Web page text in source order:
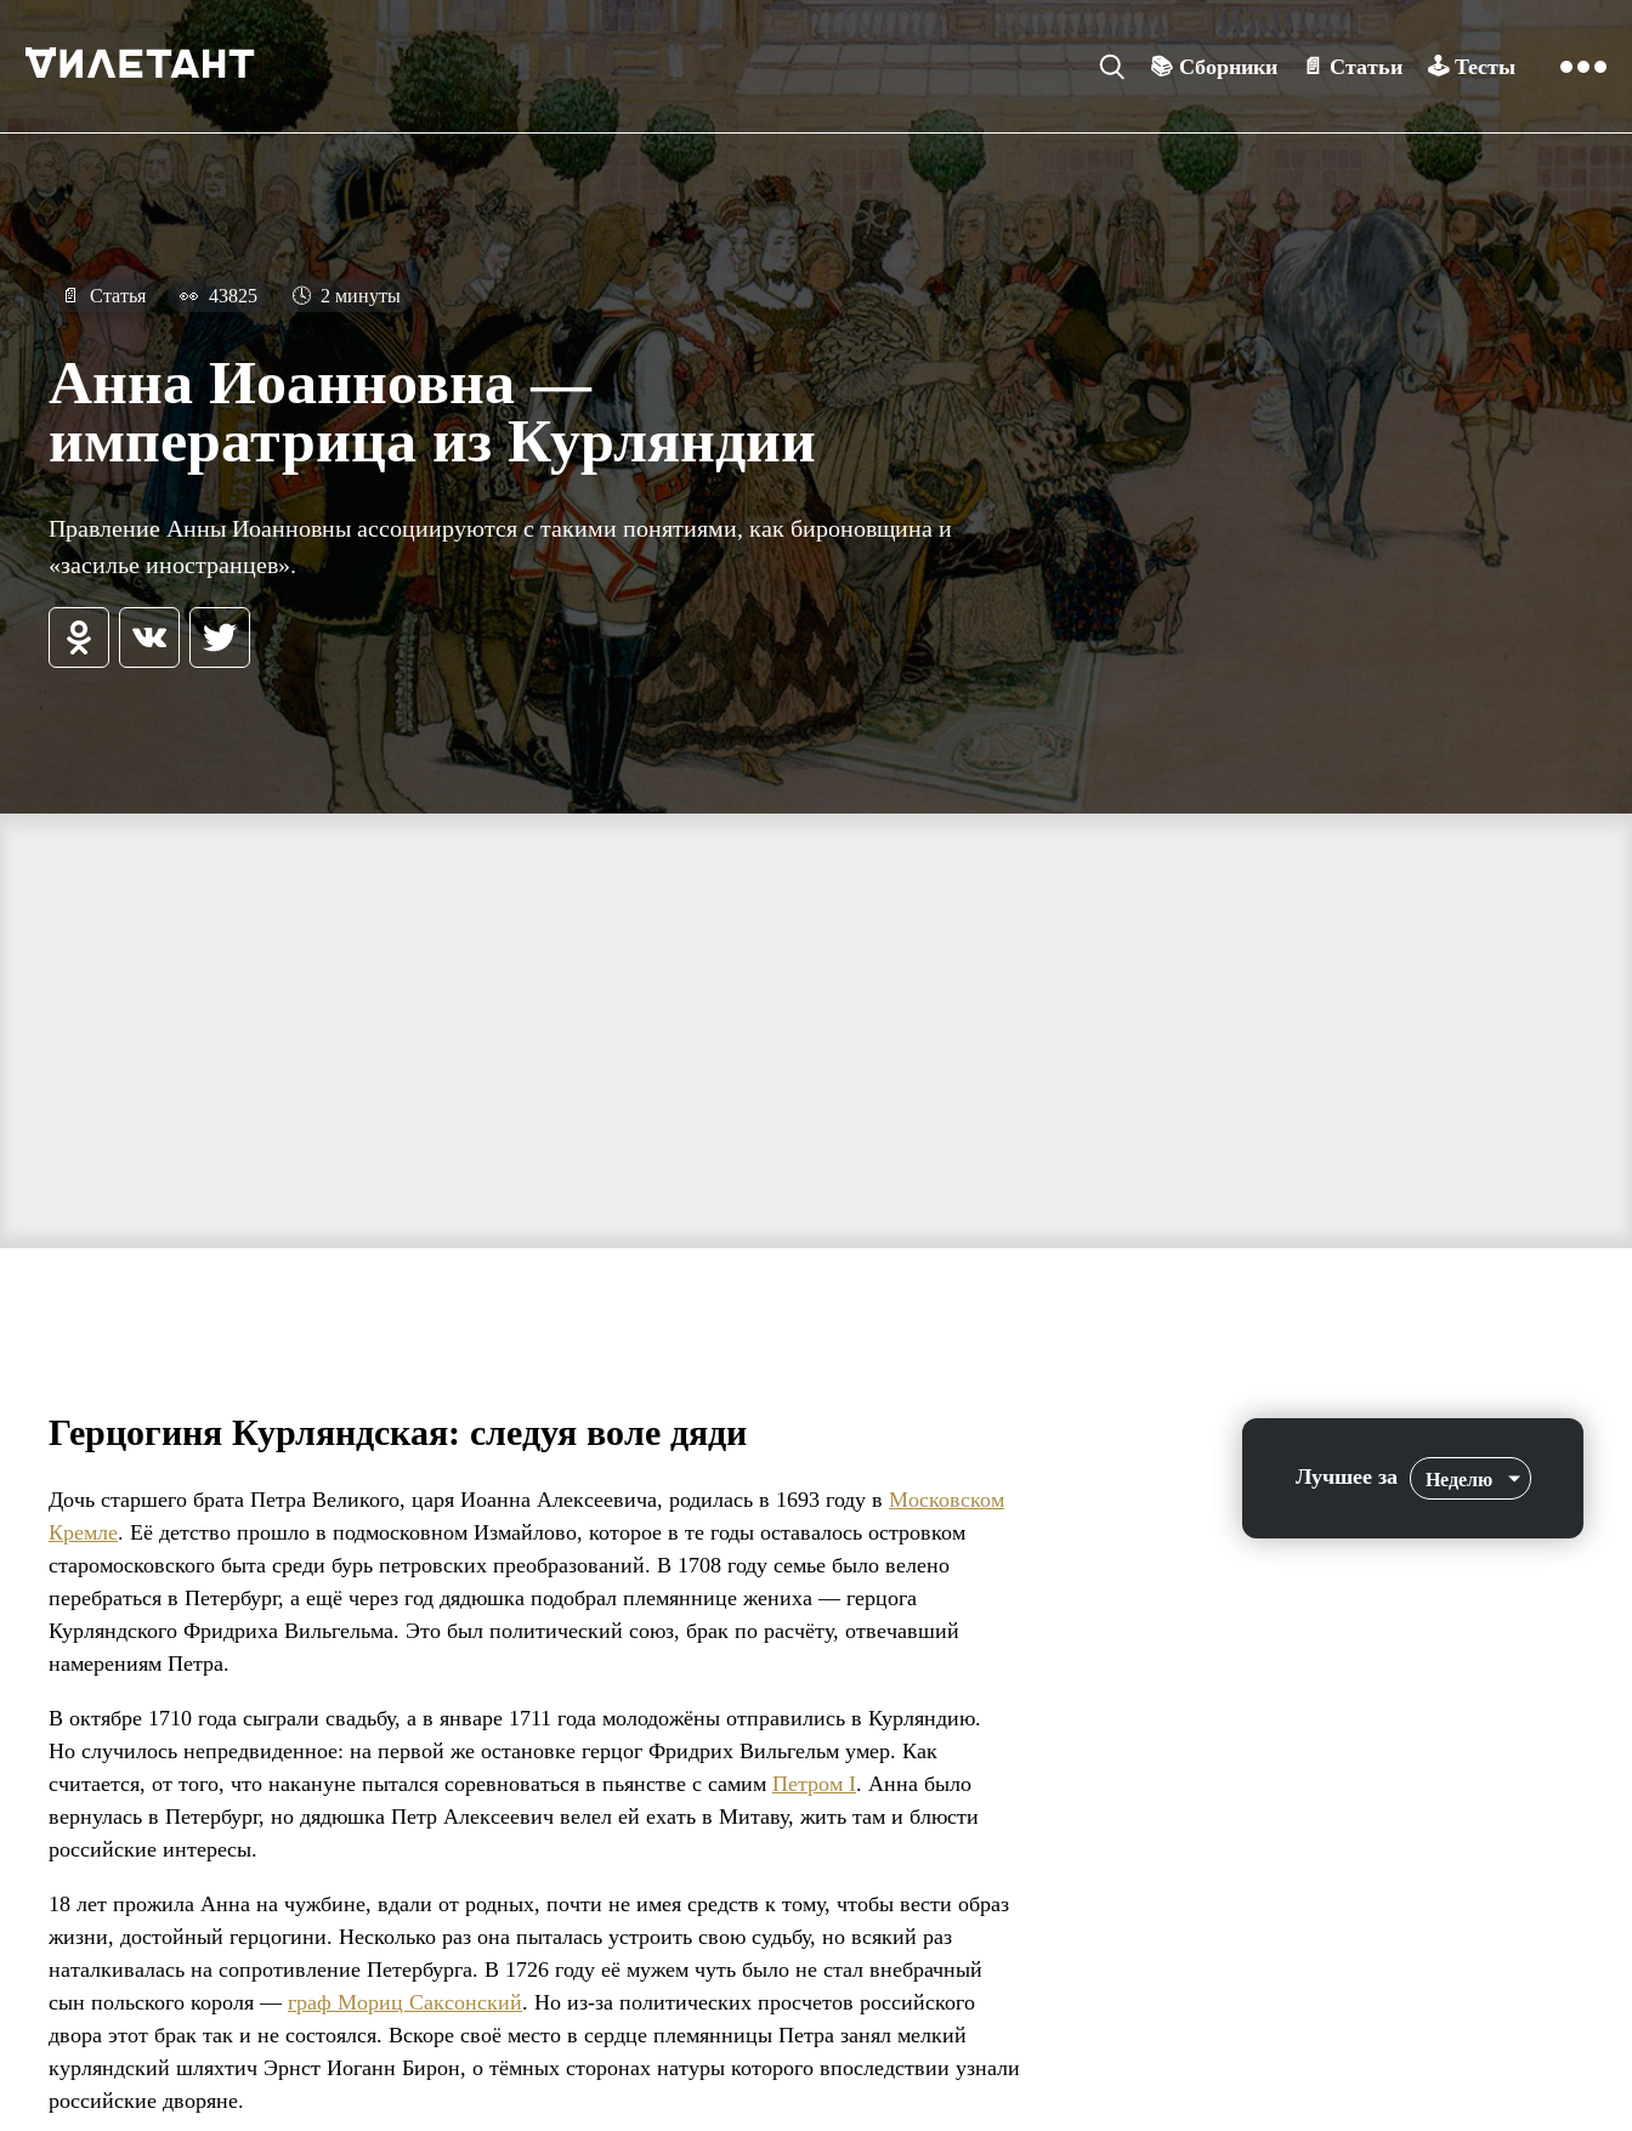
📚Сборники 📄Статьи 🕹️ Тесты
📄 Статья 👀 43825 🕓 2 минуты
Анна Иоанновна —
императрица из Курляндии
Правление Анны Иоанновны ассоциируются с такими понятиями, как бироновщина и
«засилье иностранцев».
Герцогиня Курляндская: следуя воле дяди
Дочь старшего брата Петра Великого, царя Иоанна Алексеевича, родилась в 1693 году в Московском
Кремле. Её детство прошло в подмосковном Измайлово, которое в те годы оставалось островком
старомосковского быта среди бурь петровских преобразований. В 1708 году семье было велено
перебраться в Петербург, а ещё через год дядюшка подобрал племяннице жениха — герцога
Курляндского Фридриха Вильгельма. Это был политический союз, брак по расчёту, отвечавший
намерениям Петра.
В октябре 1710 года сыграли свадьбу, а в январе 1711 года молодожёны отправились в Курляндию.
Но случилось непредвиденное: на первой же остановке герцог Фридрих Вильгельм умер. Как
считается, от того, что накануне пытался соревноваться в пьянстве с самим Петром I. Анна было
вернулась в Петербург, но дядюшка Петр Алексеевич велел ей ехать в Митаву, жить там и блюсти
российские интересы.
18 лет прожила Анна на чужбине, вдали от родных, почти не имея средств к тому, чтобы вести образ
жизни, достойный герцогини. Несколько раз она пыталась устроить свою судьбу, но всякий раз
наталкивалась на сопротивление Петербурга. В 1726 году её мужем чуть было не стал внебрачный
сын польского короля — граф Мориц Саксонский. Но из-за политических просчетов российского
двора этот брак так и не состоялся. Вскоре своё место в сердце племянницы Петра занял мелкий
курляндский шляхтич Эрнст Иоганн Бирон, о тёмных сторонах натуры которого впоследствии узнали
российские дворяне.
Лучшее за Неделю